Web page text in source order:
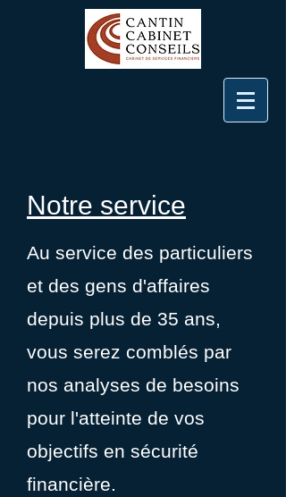
Notre service
Au service des particuliers
et des gens d'affaires
depuis plus de 35 ans,
vous serez comblés par
nos analyses de besoins
pour l'atteinte de vos
objectifs en sécurité
financière.